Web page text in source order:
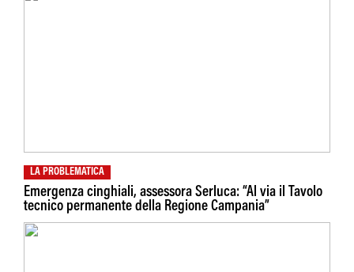
LA PROBLEMATICA
Emergenza cinghiali, assessora Serluca: “Al via il Tavolo
tecnico permanente della Regione Campania”